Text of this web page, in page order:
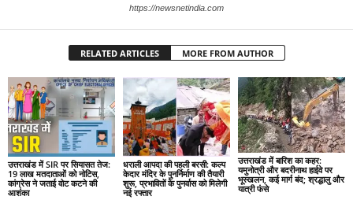
https://newsnetindia.com
RELATED ARTICLES MORE FROM AUTHOR
उत्तराखंड में SIR पर सियासत तेज:
19 लाख मतदाताओं को नोटिस,
कांग्रेस ने जताई वोट कटने की
आशंका
धराली आपदा की पहली बरसी: कल्प
केदार मंदिर के पुनर्निर्माण की तैयारी
शुरू, प्रभावितों के पुनर्वास को मिलेगी
नई रफ्तार
उत्तराखंड में बारिश का कहर:
यमुनोत्री और बदरीनाथ हाईवे पर
भूस्खलन, कई मार्ग बंद; श्रद्धालु और
यात्री फंसे